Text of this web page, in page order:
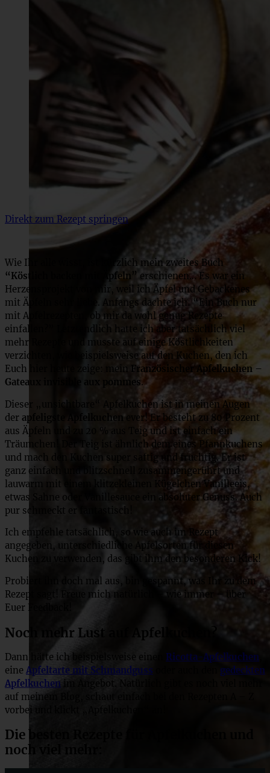
Direkt zum Rezept springen
Wie Ihr alle wisst, ist kürzlich mein zweites Buch
“Köstlich backen mit Äpfeln” erschienen… Es war ein
Herzensprojekt von mir, weil ich Äpfel und Gebackenes
mit Äpfeln sehr liebe. Anfangs dachte ich: “Ein Buch nur
mit Apfelrezepten, ob mir da wohl genug Rezepte
einfallen?” Letztendlich hatte ich aber tatsächlich viel
mehr Rezepte und musste auf einige Köstlichkeiten
verzichten, wie beispielsweise auf den Kuchen, den ich
Euch hier heute zeige: mein
Französischer Apfelkuchen –
Gateaux invisible aux pommes.
Dieser „unsichtbare“ Apfelkuchen ist in meinen Augen
der apfeligste Apfelkuchen
ever! Er besteht zu 80 Prozent
aus Äpfeln und zu 20 % aus Teig und ist einfach ein
Träumchen! Der Teig ist ähnlich dem eines Pfannkuchens
und mach den Kuchen super saftig und fruchtig. Er ist
ganz einfach und blitzschnell zusammengerührt und
lauwarm mit einem klitzekleinen Kügelchen Vanilleeis,
etwas Sahne oder Vanillesauce ein absoluter Genuss. Auch
pur schmeckt er fantastisch!
Ich empfehle tatsächlich, so wie auch im Rezept
angegeben, unterschiedliche Apfelsorten für diesen
Kuchen zu verwenden, das gibt ihm den besonderen Kick!
Probiert ihn doch mal aus, bin gespannt, was Ihr zu dem
Rezept sagt! Freue mich natürlich – wie immer – über
Euer Feedback!
Noch mehr Lust auf Apfelkuchen?
Dann hätte ich beispielsweise einen Ricotta-Apfelkuchen
eine Apfeltarte mit Schmandguss
gedeckten
Apfelkuchen im Angebot. Natürlich gibt es noch viel mehr
auf meinem Blog, schaut einfach bei den Rezepten A – Z
vorbei und klickt „Apfelkuchen“ an!
Die besten Rezepte für Apfelkuchen und
noch viel mehr: